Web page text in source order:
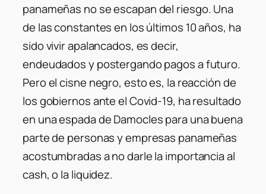
panameñas no se escapan del riesgo. Una
de las constantes en los últimos 10 años, ha
sido vivir apalancados, es decir,
endeudados y postergando pagos a futuro.
Pero el cisne negro, esto es, la reacción de
los gobiernos ante el Covid-19, ha resultado
en una espada de Damocles para una buena
parte de personas y empresas panameñas
acostumbradas a no darle la importancia al
cash, o la liquidez.